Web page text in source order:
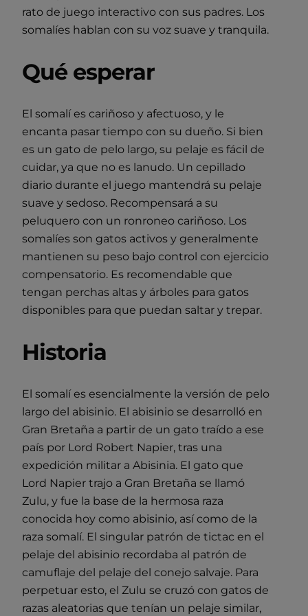
rato de juego interactivo con sus padres. Los
somalíes hablan con su voz suave y tranquila.
Qué esperar
El somalí es cariñoso y afectuoso, y le
encanta pasar tiempo con su dueño. Si bien
es un gato de pelo largo, su pelaje es fácil de
cuidar, ya que no es lanudo. Un cepillado
diario durante el juego mantendrá su pelaje
suave y sedoso. Recompensará a su
peluquero con un ronroneo cariñoso. Los
somalíes son gatos activos y generalmente
mantienen su peso bajo control con ejercicio
compensatorio. Es recomendable que
tengan perchas altas y árboles para gatos
disponibles para que puedan saltar y trepar.
Historia
El somalí es esencialmente la versión de pelo
largo del abisinio. El abisinio se desarrolló en
Gran Bretaña a partir de un gato traído a ese
país por Lord Robert Napier, tras una
expedición militar a Abisinia. El gato que
Lord Napier trajo a Gran Bretaña se llamó
Zulu, y fue la base de la hermosa raza
conocida hoy como abisinio, así como de la
raza somalí. El singular patrón de tictac en el
pelaje del abisinio recordaba al patrón de
camuflaje del pelaje del conejo salvaje. Para
perpetuar esto, el Zulu se cruzó con gatos de
razas aleatorias que tenían un pelaje similar,